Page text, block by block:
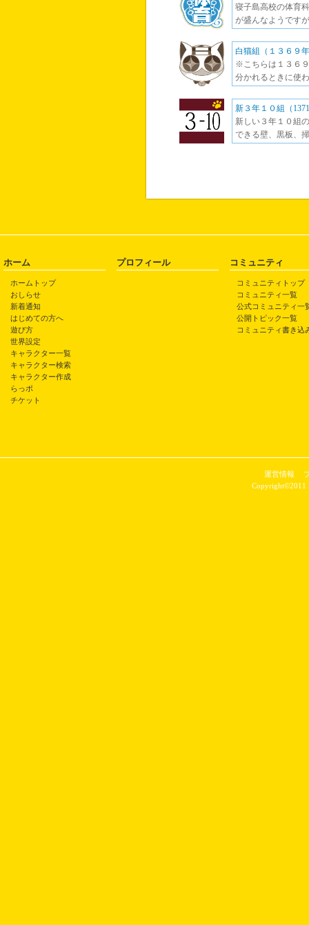
寝子島高校の体育
が盛んなようです
白猫組（１３６９
※こちらは１３６
分かれるときに使
新３年１０組（
新しい３年１０組
できる壁、黒板、
ホーム
ホームトップ
おしらせ
新着通知
はじめての方へ
遊び方
世界設定
キャラクター一覧
キャラクター検索
キャラクター作成
らっポ
チケット
プロフィール コミュニティ
コミュニティトップ
コミュニティ一覧
公式コミュニティ一
公開トピック一覧
コミュニティ書き込
運営情報
Copyright©2011